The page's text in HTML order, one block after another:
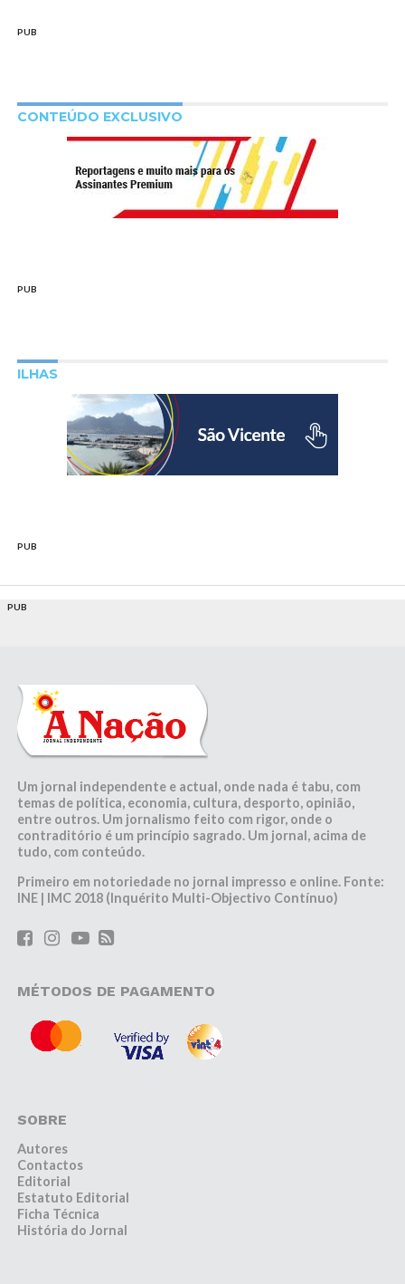
PUB
CONTEÚDO EXCLUSIVO
PUB
ILHAS
PUB
PUB
Um jornal independente e actual, onde nada é tabu, com
temas de política, economia, cultura, desporto, opinião,
entre outros. Um jornalismo feito com rigor, onde o
contraditório é um princípio sagrado. Um jornal, acima de
tudo, com conteúdo.
Primeiro em notoriedade no jornal impresso e online. Fonte:
INE | IMC 2018 (Inquérito Multi-Objectivo Contínuo)
MÉTODOS DE PAGAMENTO
SOBRE
Autores
Contactos
Editorial
Estatuto Editorial
Ficha Técnica
História do Jornal